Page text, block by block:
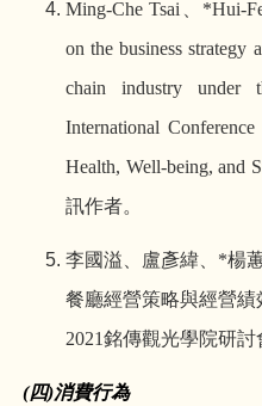
Ming-Che Tsai *Hui-
on the business strategy
chain industry under
International
Health, Well-being, and
訊作者。
李國溢、盧彥緯、 *楊
餐廳經營策略與經營績
2021銘傳觀光學院研
(四)消費行為